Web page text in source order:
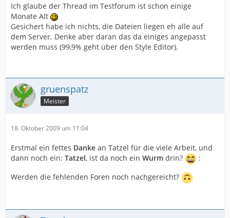
Ich glaube der Thread im Testforum ist schon einige
Monate Alt
Gesichert habe ich nichts, die Dateien liegen eh alle auf
dem Server. Denke aber daran das da einiges angepasst
werden muss (99,9% geht über den Style Editor).
gruenspatz
Meister
18. Oktober 2009 um 11:04
Erstmal ein fettes Danke an Tatzel für die viele Arbeit, und
dann noch ein: Tatzel, ist da noch ein Wurm drin?
:
Werden die fehlenden Foren noch nachgereicht?